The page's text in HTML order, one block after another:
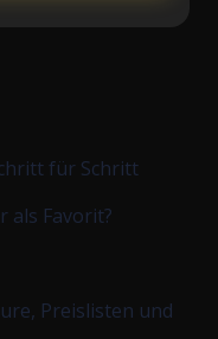
für Schritt
als Favorit?
Preislisten und